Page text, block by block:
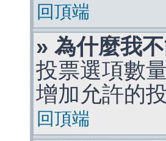
回頂端
» 為什麼我
投票選項數
增加允許的
回頂端